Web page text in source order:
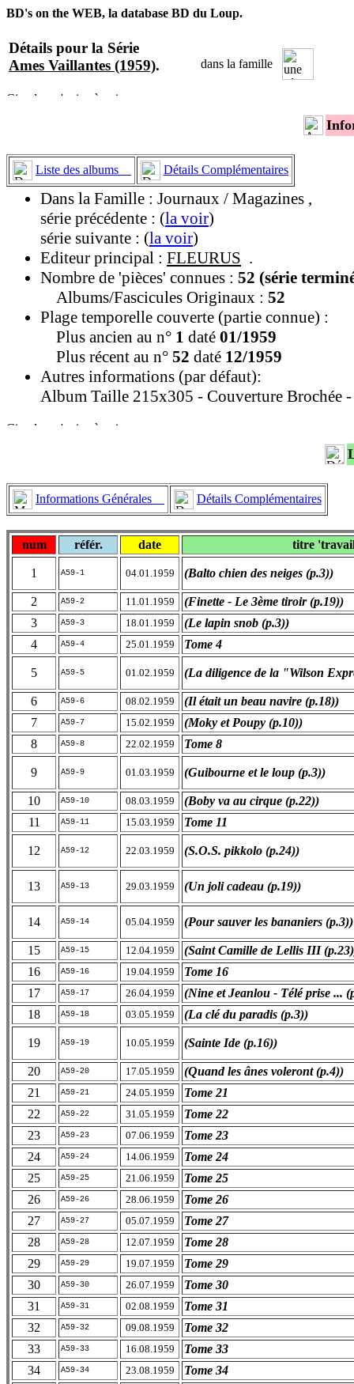
BD's on the WEB, la database BD du Loup.
Détails pour la Série
Ames Vaillantes (1959). dans la famille
Liste des albums Détails Complémentaires
Dans la Famille : Journaux / Magazines ,
série précédente : (la voir)
série suivante : (la voir)
Editeur principal : FLEURUS .
Nombre de 'pièces' connues : 52 (série
Albums/Fascicules Originaux : 52
Plage temporelle couverte (partie connue) :
Plus ancien au n° 1 daté 01/1959
Plus récent au n° 52 daté 12/1959
Autres informations (par défaut):
Album Taille 215x305 - Couverture Brochée
Informations Générales Détails Complémentaires
num référ. date titre
1 A59-1 04.01.1959 (Balto chien des neiges (p.3))
2 A59-2 11.01.1959
(Finette - Le 3ème tiroir (p.19))
3
A59-3 18.01.1959
(Le lapin snob (p.3))
4
A59-4 25.01.1959 Tome 4
5 A59-5 01.02.1959 (La diligence de la "Wilson
6 A59-6 08.02.1959
(Il était un beau navire (p.18))
7
A59-7 15.02.1959
(Moky et Poupy (p.10))
8
A59-8 22.02.1959 Tome 8
9 A59-9 01.03.1959 (Guibourne et le loup (p.3))
10 A59-10 08.03.1959
(Boby va au cirque (p.22))
11
A59-11 15.03.1959 Tome 11
12 A59-12 22.03.1959 (S.O.S. pikkolo (p.24))
13 A59-13 29.03.1959 (Un joli cadeau (p.19))
14 A59-14 05.04.1959 (Pour sauver les bananiers (p.3))
15 A59-15 12.04.1959
(Saint Camille de Lellis III
16
A59-16 19.04.1959
Tome 16
17
A59-17 26.04.1959
(Nine et Jeanlou - Télé prise ...
18
A59-18 03.05.1959 (La clé du paradis (p.3))
19 A59-19 10.05.1959 (Sainte Ide (p.16))
20 A59-20 17.05.1959
(Quand les ânes voleront (p.4))
21
A59-21 24.05.1959
Tome 21
22
A59-22 31.05.1959
Tome 22
23
A59-23 07.06.1959
Tome 23
24
A59-24 14.06.1959
Tome 24
25
A59-25 21.06.1959
Tome 25
26
A59-26 28.06.1959
Tome 26
27
A59-27 05.07.1959
Tome 27
28
A59-28 12.07.1959
Tome 28
29
A59-29 19.07.1959
Tome 29
30
A59-30 26.07.1959
Tome 30
31
A59-31 02.08.1959
Tome 31
32
A59-32 09.08.1959
Tome 32
33
A59-33 16.08.1959
Tome 33
34
A59-34 23.08.1959
Tome 34